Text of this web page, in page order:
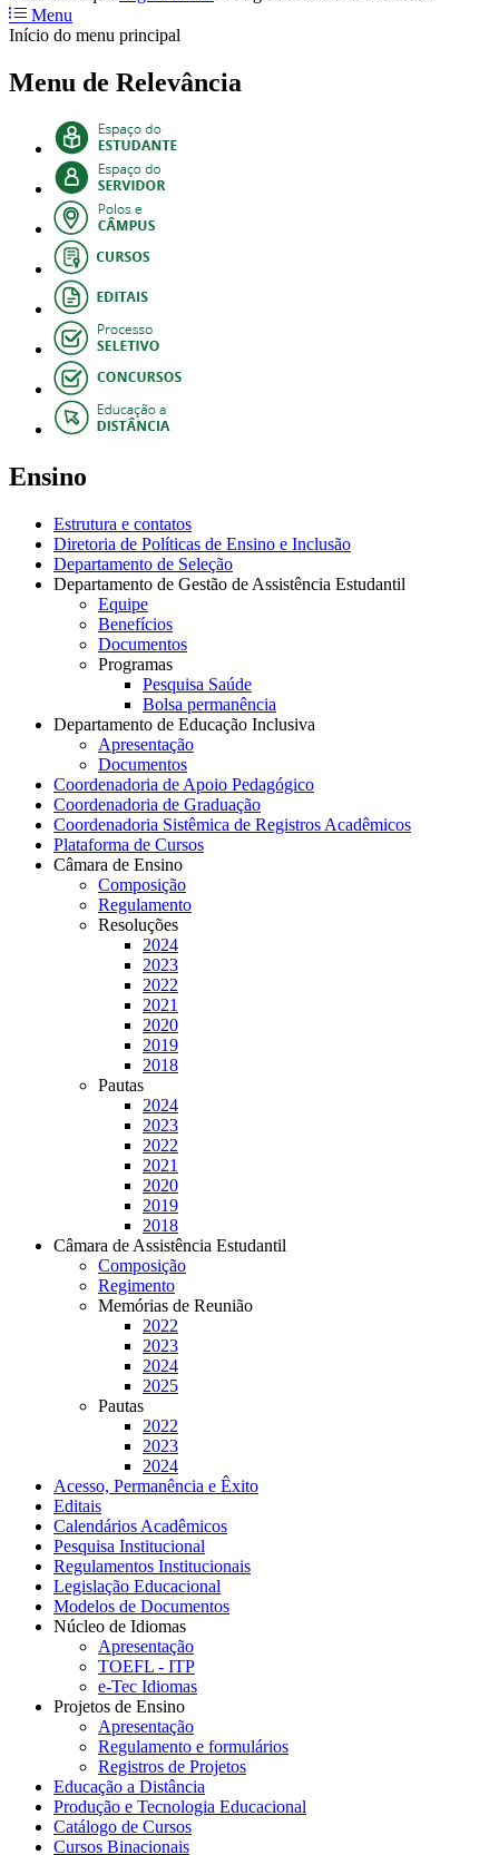
Menu
Início do menu principal
Menu de Relevância
Ensino
Estrutura e contatos
Diretoria de Políticas de Ensino e Inclusão
Departamento de Seleção
Departamento de Gestão de Assistência Estudantil
Equipe
Benefícios
Documentos
Programas
Pesquisa Saúde
Bolsa permanência
Departamento de Educação Inclusiva
Apresentação
Documentos
Coordenadoria de Apoio Pedagógico
Coordenadoria de Graduação
Coordenadoria Sistêmica de Registros Acadêmicos
Plataforma de Cursos
Câmara de Ensino
Composição
Regulamento
Resoluções
2024
2023
2022
2021
2020
2019
2018
Pautas
2024
2023
2022
2021
2020
2019
2018
Câmara de Assistência Estudantil
Composição
Regimento
Memórias de Reunião
2022
2023
2024
2025
Pautas
2022
2023
2024
Acesso, Permanência e Êxito
Editais
Calendários Acadêmicos
Pesquisa Institucional
Regulamentos Institucionais
Legislação Educacional
Modelos de Documentos
Núcleo de Idiomas
Apresentação
TOEFL - ITP
e-Tec Idiomas
Projetos de Ensino
Apresentação
Regulamento e formulários
Registros de Projetos
Educação a Distância
Produção e Tecnologia Educacional
Catálogo de Cursos
Cursos Binacionais